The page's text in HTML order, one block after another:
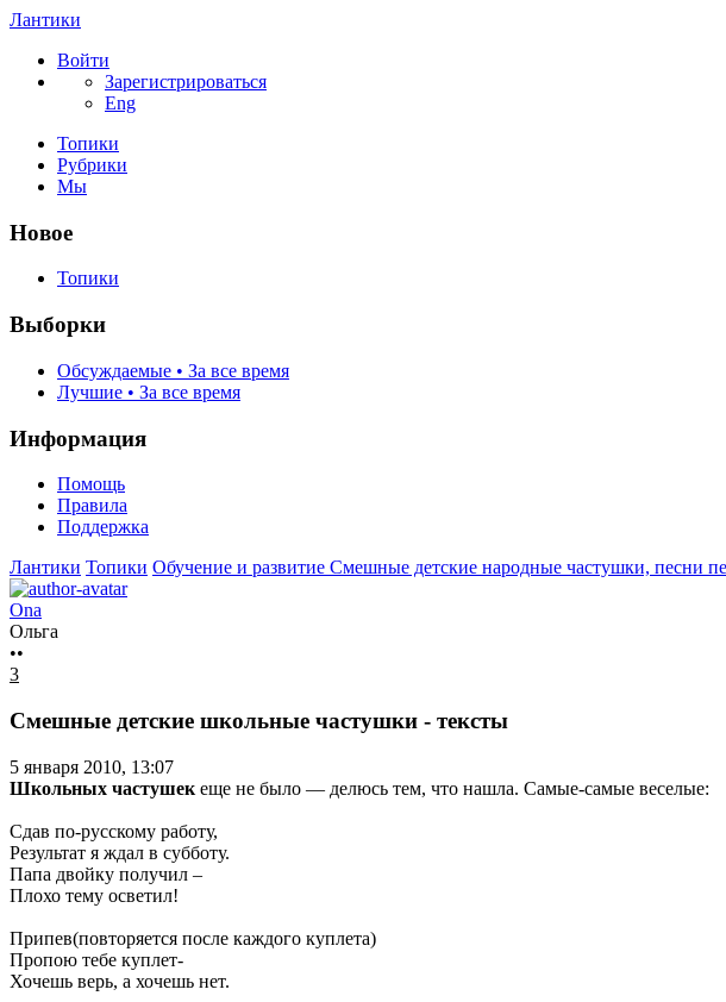
Лантики
Войти
Зарегистрироваться
Eng
Топики
Рубрики
Мы
Новое
Топики
Выборки
Обсуждаемые • За все время
Лучшие • За все время
Информация
Помощь
Правила
Поддержка
Лантики Топики Обучение и развитие Смешные детские народные частушки, песни
Ona
Ольга
••
3
Смешные детские школьные частушки - тексты
5 января 2010, 13:07
Школьных частушек еще не было — делюсь тем, что нашла. Самые-самые веселые:
Сдав по-русскому работу,
Результат я ждал в субботу.
Папа двойку получил –
Плохо тему осветил!
Припев(повторяется после каждого куплета)
Пропою тебе куплет-
Хочешь верь, а хочешь нет.